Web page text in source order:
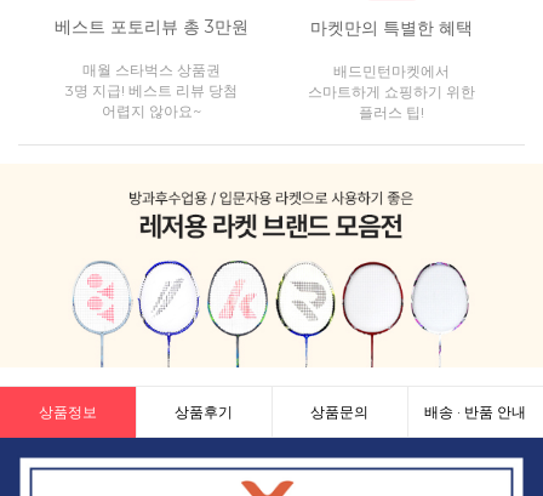
베스트 포토리뷰 총 3만원
매월 스타벅스 상품권
3명 지급! 베스트 리뷰 당첨
어렵지 않아요~
마켓만의 특별한 혜택
배드민턴마켓에서
스마트하게 쇼핑하기 위한
플러스 팁!
상품정보 상품후기 상품문의 배송 · 반품 안내